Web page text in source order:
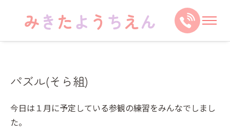
パズル(そら組)
今日は１月に予定している参観の練習をみんなでしまし
た。